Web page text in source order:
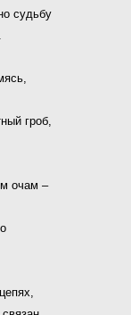
судьбу
гроб,
очам –